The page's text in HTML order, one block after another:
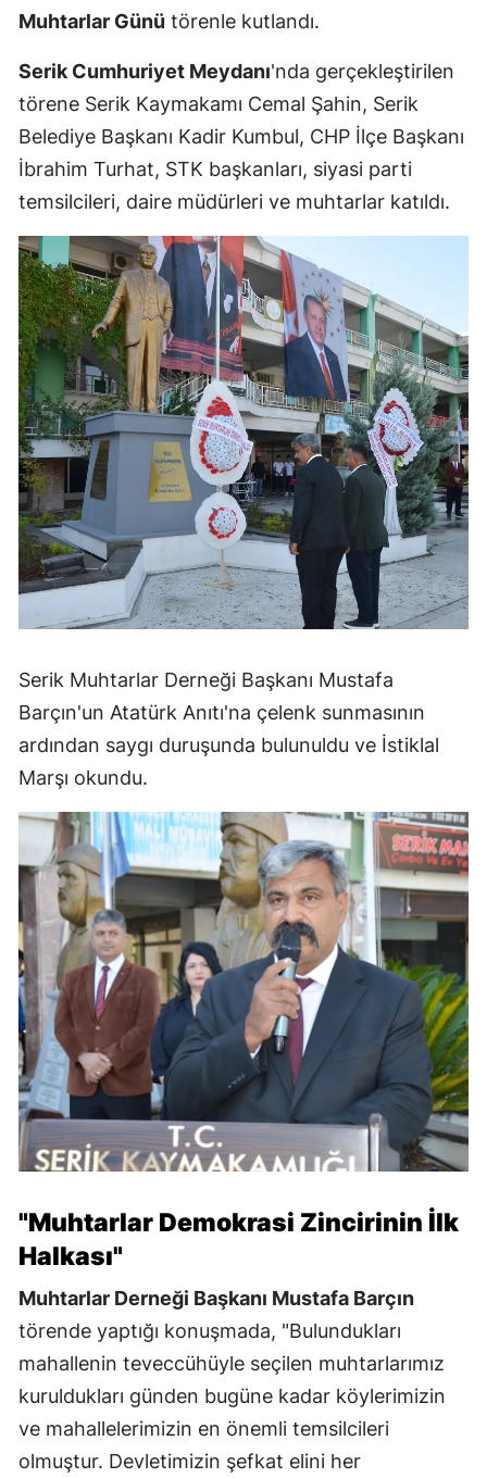
Muhtarlar Günü törenle kutlandı.
Serik Cumhuriyet Meydanı'nda gerçekleştirilen
törene Serik Kaymakamı Cemal Şahin, Serik
Belediye Başkanı Kadir Kumbul, CHP İlçe Başkanı
İbrahim Turhat, STK başkanları, siyasi parti
temsilcileri, daire müdürleri ve muhtarlar katıldı.
Serik Muhtarlar Derneği Başkanı Mustafa
Barçın'un Atatürk Anıtı'na çelenk sunmasının
ardından saygı duruşunda bulunuldu ve İstiklal
Marşı okundu.
"Muhtarlar Demokrasi Zincirinin İlk
Halkası"
Muhtarlar Derneği Başkanı Mustafa Barçın
törende yaptığı konuşmada, "Bulundukları
mahallenin teveccühüyle seçilen muhtarlarımız
kuruldukları günden bugüne kadar köylerimizin
ve mahallelerimizin en önemli temsilcileri
olmuştur. Devletimizin şefkat elini her